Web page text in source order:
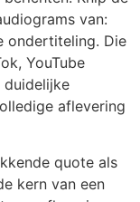
van:
ondertiteling. Die
YouTube
duidelijke
aflevering
quote als
kern van een